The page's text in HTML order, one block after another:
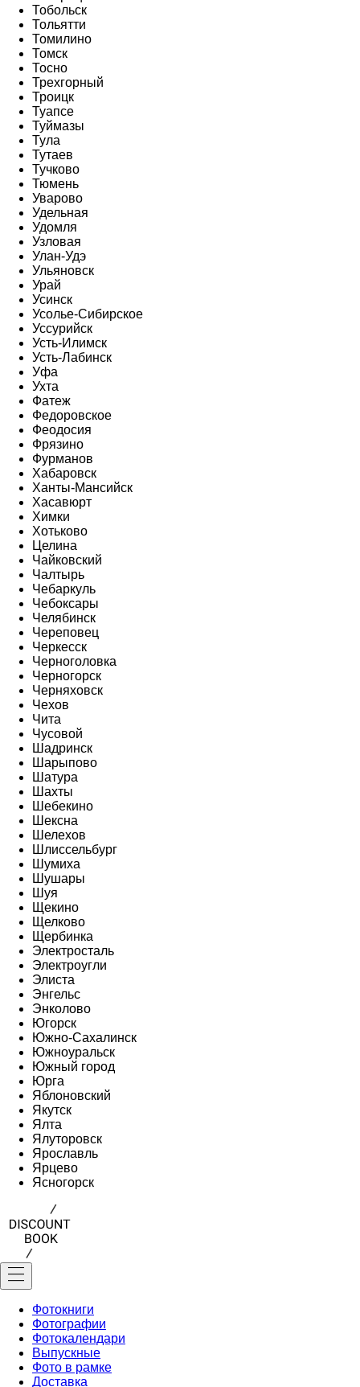
Тобольск
Тольятти
Томилино
Томск
Тосно
Трехгорный
Троицк
Туапсе
Туймазы
Тула
Тутаев
Тучково
Тюмень
Уварово
Удельная
Удомля
Узловая
Улан-Удэ
Ульяновск
Урай
Усинск
Усолье-Сибирское
Уссурийск
Усть-Илимск
Усть-Лабинск
Уфа
Ухта
Фатеж
Федоровское
Феодосия
Фрязино
Фурманов
Хабаровск
Ханты-Мансийск
Хасавюрт
Химки
Хотьково
Целина
Чайковский
Чалтырь
Чебаркуль
Чебоксары
Челябинск
Череповец
Черкесск
Черноголовка
Черногорск
Черняховск
Чехов
Чита
Чусовой
Шадринск
Шарыпово
Шатура
Шахты
Шебекино
Шексна
Шелехов
Шлиссельбург
Шумиха
Шушары
Шуя
Щекино
Щелково
Щербинка
Электросталь
Электроугли
Элиста
Энгельс
Энколово
Югорск
Южно-Сахалинск
Южноуральск
Южный город
Юрга
Яблоновский
Якутск
Ялта
Ялуторовск
Ярославль
Ярцево
Ясногорск
Фотокниги
Фотографии
Фотокалендари
Выпускные
Фото в рамке
Доставка